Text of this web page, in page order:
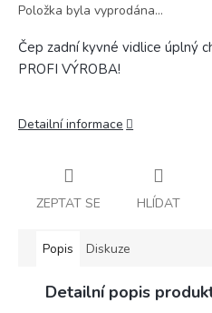
Položka byla vyprodána…
Čep zadní kyvné vidlice úplný
PROFI VÝROBA!
Detailní informace
ZEPTAT SE HLÍDAT
Popis Diskuze
Detailní popis